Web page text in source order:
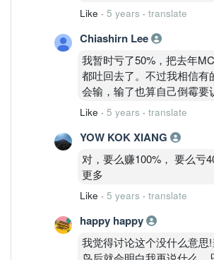
Like · 5 years · translate
Chiashirn Lee
我暂时亏了50%，把去年
都吐回去了。不过我相信有
会输，输了也算自己倒霉要
Like · 5 years · translate
YOW KOK XIANG
对，要么赚100%， 要么亏
更多
Like · 5 years · translate
happy happy
我觉得讨论这个没什么意思